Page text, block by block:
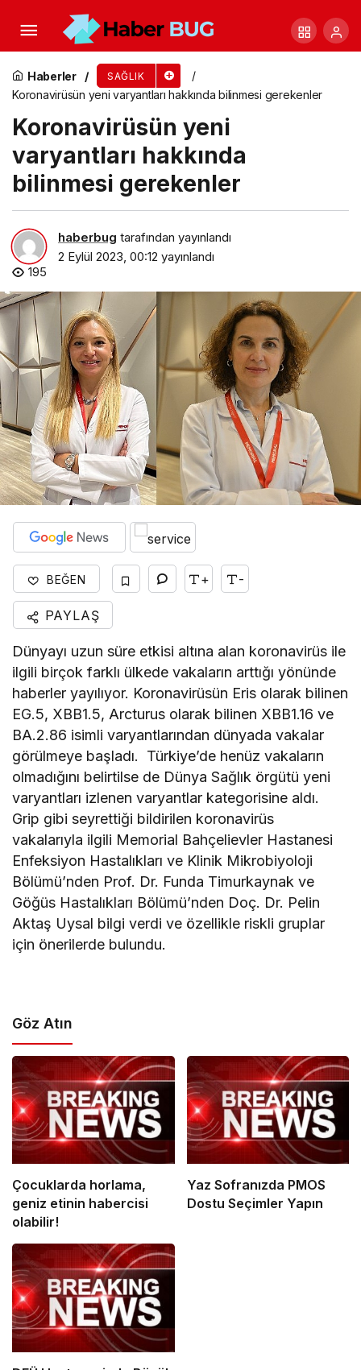
Haberler SAĞLIK
Koronavirüsün yeni varyantları hakkında bilinmesi gerekenler
Koronavirüsün yeni
varyantları hakkında
bilinmesi gerekenler
haberbug tarafından yayınlandı
2 Eylül 2023, 00:12 yayınlandı
195
BEĞEN + -
PAYLAŞ
Dünyayı uzun süre etkisi altına alan koronavirüs ile
ilgili birçok farklı ülkede vakaların arttığı yönünde
haberler yayılıyor. Koronavirüsün Eris olarak bilinen
EG.5, XBB1.5, Arcturus olarak bilinen XBB1.16 ve
BA.2.86 isimli varyantlarından dünyada vakalar
görülmeye başladı. Türkiye’de henüz vakaların
olmadığını belirtilse de Dünya Sağlık örgütü yeni
varyantları izlenen varyantlar kategorisine aldı.
Grip gibi seyrettiği bildirilen koronavirüs
vakalarıyla ilgili Memorial Bahçelievler Hastanesi
Enfeksiyon Hastalıkları ve Klinik Mikrobiyoloji
Bölümü’nden Prof. Dr. Funda Timurkaynak ve
Göğüs Hastalıkları Bölümü’nden Doç. Dr. Pelin
Aktaş Uysal bilgi verdi ve özellikle riskli gruplar
için önerilerde bulundu.
Göz Atın
Çocuklarda horlama,
geniz etinin habercisi
olabilir!
Yaz Sofranızda PMOS
Dostu Seçimler Yapın
Tatil sonrası okula uyum süreci